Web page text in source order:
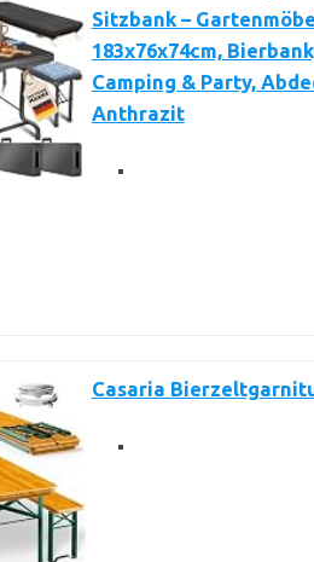
Sitzbank –
183x76x74cm,
Camping & Party,
Anthrazit
Casaria